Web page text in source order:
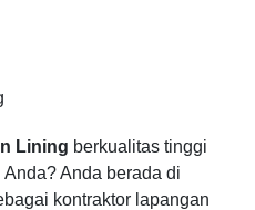
Lining berkualitas tinggi
Anda berada di
kontraktor lapangan